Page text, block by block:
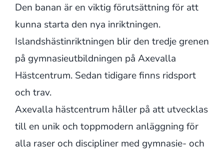
Den banan är en viktig förutsättning för att
kunna starta den nya inriktningen.
Islandshästinriktningen blir den tredje grenen
på gymnasieutbildningen på Axevalla
Hästcentrum. Sedan tidigare finns ridsport
och trav.
Axevalla hästcentrum håller på att utvecklas
till en unik och toppmodern anläggning för
alla raser och discipliner med gymnasie- och